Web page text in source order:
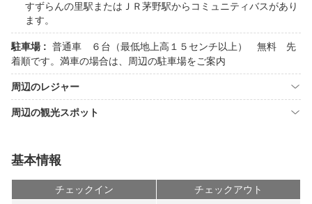
すずらんの里駅またはＪＲ茅野駅からコミュニティバスがあり
ます。
駐車場 : 普通車 ６台（最低地上高１５センチ以上） 無料 先
着順です。満車の場合は、周辺の駐車場をご案内
周辺のレジャー
周辺の観光スポット
基本情報
チェックイン チェックアウト